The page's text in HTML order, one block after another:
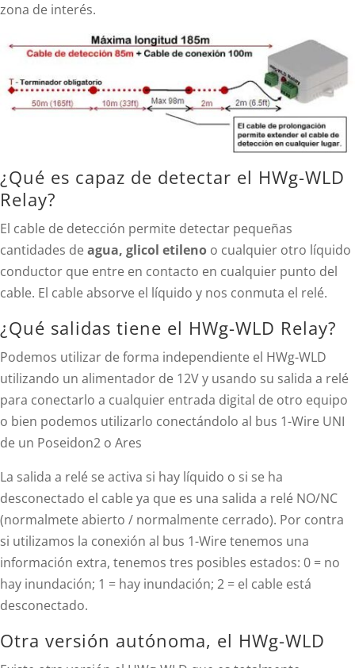
zona de interés.
¿Qué es capaz de detectar el HWg-WLD
Relay?
El cable de detección permite detectar pequeñas
cantidades deagua, glicol etileno o cualquier otro líquido
conductor que entre en contacto en cualquier punto del
cable. El cable absorve el líquido y nos conmuta el relé.
¿Qué salidas tiene el HWg-WLD Relay?
Podemos utilizar de forma independiente el HWg-WLD
utilizando un alimentador de 12V y usando su salida a relé
para conectarlo a cualquier entrada digital de otro equipo
o bien podemos utilizarlo conectándolo al bus 1-Wire UNI
de un Poseidon2 o Ares
La salida a relé se activa si hay líquido o si se ha
desconectado el cable ya que es una salida a relé NO/NC
(normalmete abierto / normalmente cerrado). Por contra
si utilizamos la conexión al bus 1-Wire tenemos una
información extra, tenemos tres posibles estados: 0 = no
hay inundación; 1 = hay inundación; 2 = el cable está
desconectado.
Otra versión autónoma, el HWg-WLD